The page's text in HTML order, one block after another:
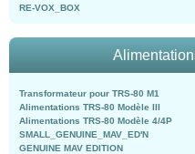
RE-VOX_BOX
Transformateur pour TRS-80 M1
Alimentations TRS-80 Modèle III
Alimentations TRS-80 Modèle 4/4P
SMALL_GENUINE_MAV_ED'N
GENUINE MAV EDITION